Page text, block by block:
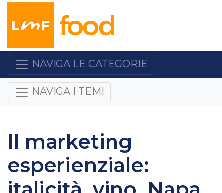
NAVIGA LE CATEGORIE
NAVIGA I TEMI
Il marketing
esperienziale: